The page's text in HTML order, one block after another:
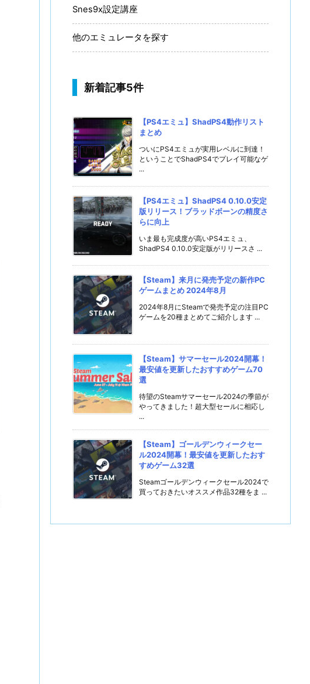
Snes9x設定講座
他のエミュレータを探す
新着記事5件
【PS4エミュ】ShadPS4動作リスト
まとめ
ついにPS4エミュが実用レベルに到達！
ということでShadPS4でプレイ可能なゲ
...
【PS4エミュ】ShadPS4 0.10.0安定
版リリース！ブラッドボーンの精度さ
らに向上
いま最も完成度が高いPS4エミュ、
ShadPS4 0.10.0安定版がリリースさ ...
【Steam】来月に発売予定の新作PC
ゲームまとめ 2024年8月
2024年8月にSteamで発売予定の注目PC
ゲームを20種まとめてご紹介します ...
【Steam】サマーセール2024開幕！
最安値を更新したおすすめゲーム70
選
待望のSteamサマーセール2024の季節が
やってきました！超大型セールに相応し
...
【Steam】ゴールデンウィークセー
ル2024開幕！最安値を更新したおす
すめゲーム32選
Steamゴールデンウィークセール2024で
買っておきたいオススメ作品32種をま ...